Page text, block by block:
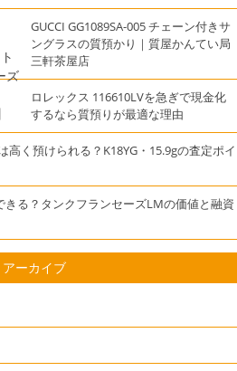
ズ
GUCCI GG1089SA-005 チェーン付きサ
ングラスの質預かり｜質屋かんてい局
三軒茶屋店
ロレックス 116610LVを急ぎで現金化
するなら質預りが最適な理由
高く預けられる？K18YG・15.9gの査定ポイ
る？タンクフランセーズLMの価値と融資
アーカイブ